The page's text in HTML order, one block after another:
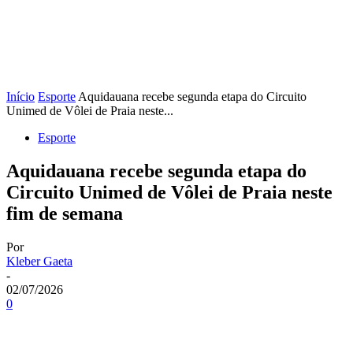
Início Esporte Aquidauana recebe segunda etapa do Circuito
Unimed de Vôlei de Praia neste...
Esporte
Aquidauana recebe segunda etapa do
Circuito Unimed de Vôlei de Praia neste
fim de semana
Por
Kleber Gaeta
-
02/07/2026
0